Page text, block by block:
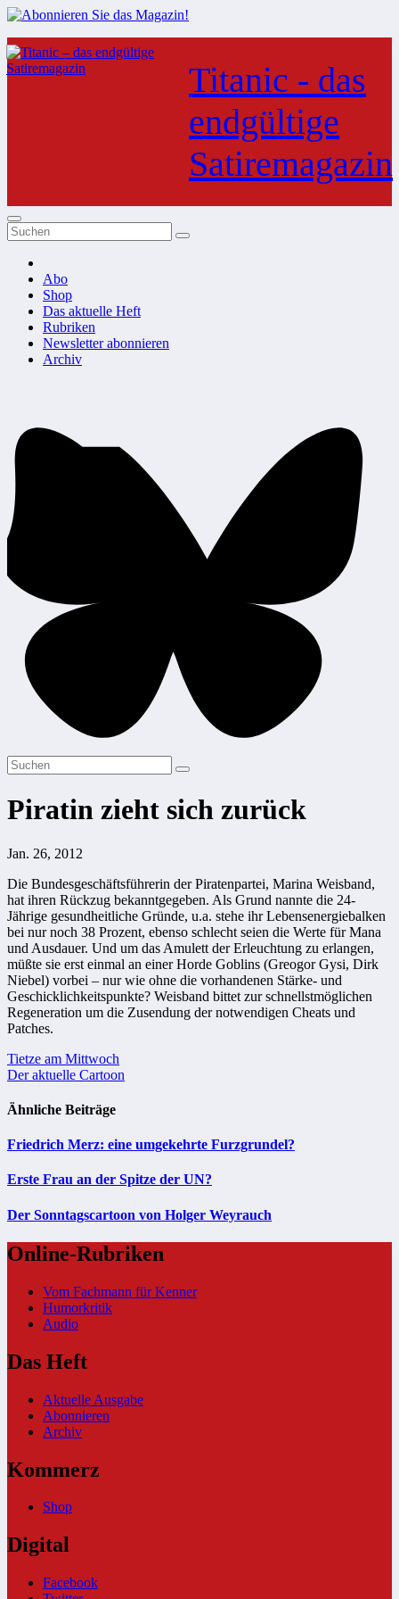
Zum
Inhalt
springen
Titanic - das
endgültige
Satiremagazin
Abo
Shop
Das aktuelle Heft
Rubriken
Newsletter abonnieren
Archiv
Piratin zieht sich zurück
Jan. 26, 2012
Die Bundesgeschäftsführerin der Piratenpartei, Marina Weisband,
hat ihren Rückzug bekanntgegeben. Als Grund nannte die 24-
Jährige gesundheitliche Gründe, u.a. stehe ihr Lebensenergiebalken
bei nur noch 38 Prozent, ebenso schlecht seien die Werte für Mana
und Ausdauer. Und um das Amulett der Erleuchtung zu erlangen,
müßte sie erst einmal an einer Horde Goblins (Greogor Gysi, Dirk
Niebel) vorbei – nur wie ohne die vorhandenen Stärke- und
Geschicklichkeitspunkte? Weisband bittet zur schnellstmöglichen
Regeneration um die Zusendung der notwendigen Cheats und
Patches.
Beitragsnavigation
Tietze am Mittwoch
Der aktuelle Cartoon
Ähnliche Beiträge
Friedrich Merz: eine umgekehrte Furzgrundel?
Erste Frau an der Spitze der UN?
Der Sonntagscartoon von Holger Weyrauch
Online-Rubriken
Vom Fachmann für Kenner
Humorkritik
Audio
Das Heft
Aktuelle Ausgabe
Abonnieren
Archiv
Kommerz
Shop
Digital
Facebook